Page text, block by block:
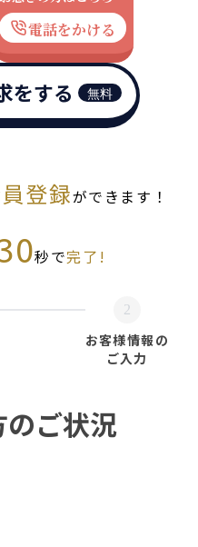
電話をかける
をする 無料
登録ができます！
秒で完了!
2
お客様情報の
ご入力
のご状況